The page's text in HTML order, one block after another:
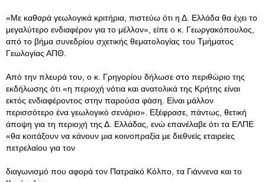
«Με καθαρά γεωλογικά κριτήρια, πιστεύω ότι η Δ. Ελλάδα θα έχει το
μεγαλύτερο ενδιαφέρον για το μέλλον», είπε ο κ. Γεωργακόπουλος,
από το βήμα συνεδρίου σχετικής θεματολογίας του Τμήματος
Γεωλογίας ΑΠΘ.
Από την πλευρά του, ο κ. Γρηγορίου δήλωσε στο περιθώριο της
εκδήλωσης ότι «η περιοχή νότια και ανατολικά της Κρήτης είναι
εκτός ενδιαφέροντος στην παρούσα φάση. Είναι μάλλον
περισσότερο ένα γεωλογικό σενάριο». Εξέφρασε, πάντως, θετική
άποψη για τη περιοχή της Δ. Ελλάδας, ενώ επανέλαβε ότι τα ΕΛΠΕ
«θα κοιτάξουν να κάνουν μια κοινοπραξία με διεθνείς εταιρείες
πετρελαίου για τον
διαγωνισμό που αφορά τον Πατραϊκό Κόλπο, τα Γιάννενα και το